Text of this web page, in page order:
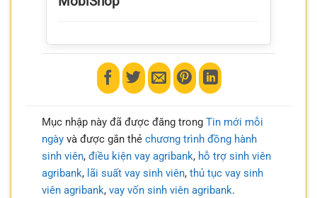
Mục nhập này đã được đăng trong Tin mới mỗi
ngàyvà được gắn thẻ chương trình đồng hành
sinh viên, điều kiện vay agribank, hỗ trợ sinh viên
agribank, lãi suất vay sinh viên, thủ tục vay sinh
viên agribank, vay vốn sinh viên agribank.